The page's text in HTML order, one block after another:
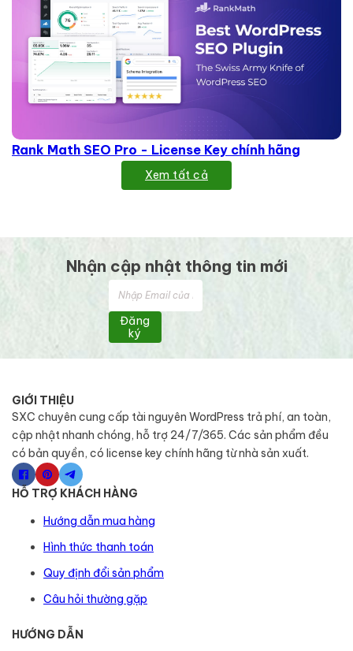
Rank Math SEO Pro - License Key chính hãng
Xem tất cả
Nhận cập nhật thông tin mới
Đăng
ký
GIỚI THIỆU
SXC chuyên cung cấp tài nguyên WordPress trả phí, an toàn,
cập nhật nhanh chóng, hỗ trợ 24/7/365. Các sản phẩm đều
có bản quyền, có license key chính hãng từ nhà sản xuất.
HỖ TRỢ KHÁCH HÀNG
Hướng dẫn mua hàng
Hình thức thanh toán
Quy định đổi sản phẩm
Câu hỏi thường gặp
HƯỚNG DẪN